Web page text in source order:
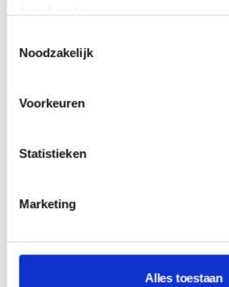
Noodzakelijk
Voorkeuren
Statistieken
Marketing
Alles toestaan